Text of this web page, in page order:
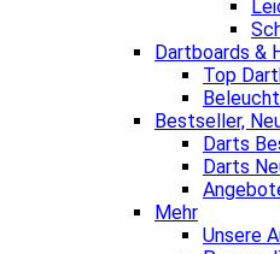
Dartboards &
Top
Bestseller,
Darts
Darts
Mehr
Unsere